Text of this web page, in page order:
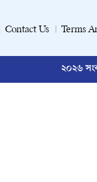
Contact Us Terms
২০২৬